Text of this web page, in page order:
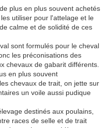
plus en plus souvent achetés
utiliser pour l'attelage et le
calme et de solidité de ces
sont formulés pour le cheval
les préconisations des
chevaux de gabarit différents.
en plus souvent
chevaux de trait, on jette sur
un voile aussi pudique
destinés aux poulains,
races de selle et de trait